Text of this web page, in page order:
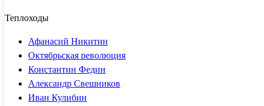
Теплоходы
Афанасий Никитин
Октябрьская революция
Константин Федин
Александр Свешников
Иван Кулибин